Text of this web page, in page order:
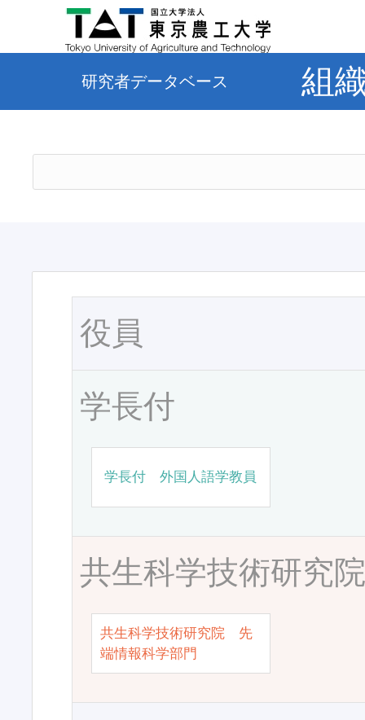
研究者データベース 組
役員
学長付
学長付 外国人語学教員
共生科学技術研究
共生科学技術研究院 先
端情報科学部門